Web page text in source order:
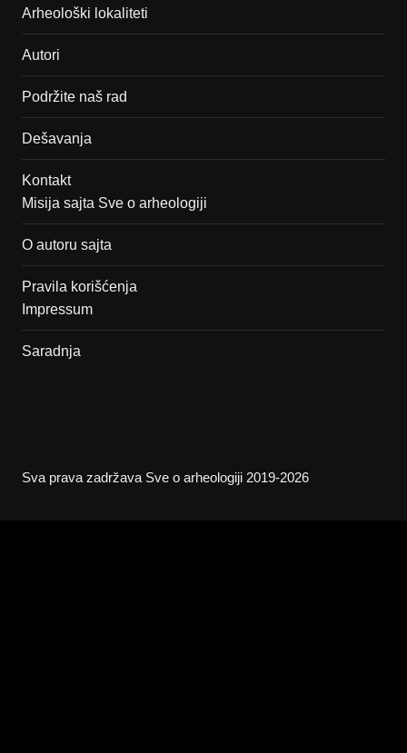
Arheološki lokaliteti
Autori
Podržite naš rad
Dešavanja
Kontakt
Misija sajta Sve o arheologiji
O autoru sajta
Pravila korišćenja
Impressum
Saradnja
Sva prava zadržava Sve o arheologiji 2019-2026